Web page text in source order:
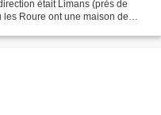
était Limans (près de
Roure ont une maison de